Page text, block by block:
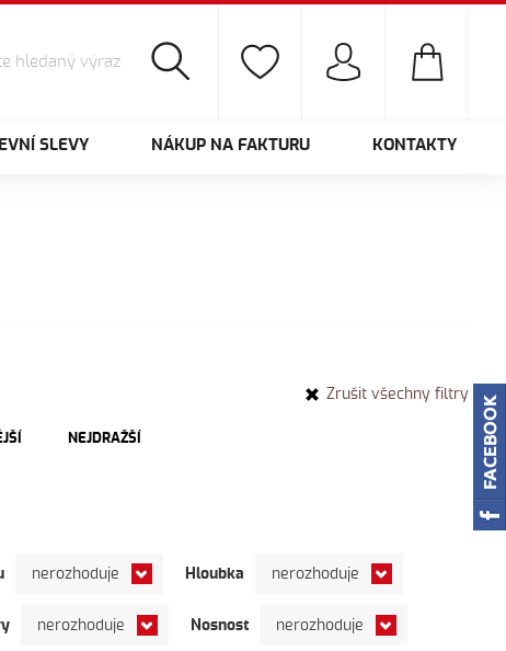
SLEVY NÁKUP NA FAKTURU KONTAKTY
NEJDRAŽŠÍ
nerozhoduje Hloubka nerozhoduje
nerozhoduje Nosnost nerozhoduje
Zrušit všechny filtry